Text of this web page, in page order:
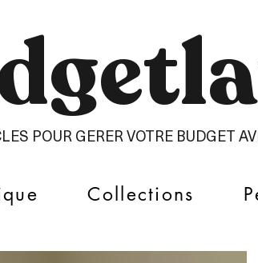
POUR GERER VOTRE BUDGET
Collections